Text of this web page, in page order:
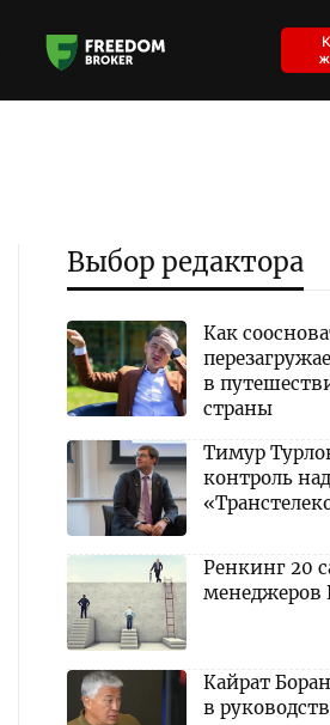
Выбор редактора
Как
в
страны
Тимур
контроль над
Ренкинг 20
менеджеров
Кайрат
в